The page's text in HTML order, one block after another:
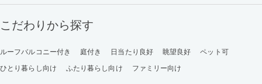
こだわりから探す
ルーフバルコニー付き 庭付き 日当たり良好 眺望良好
ペット可
ひとり暮らし向け
ふたり暮らし向け ファミリー向け